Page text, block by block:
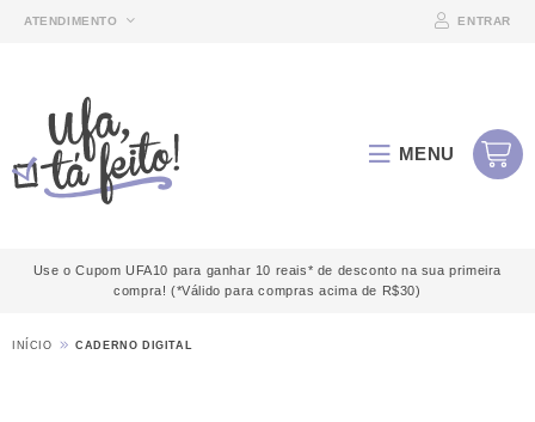
ATENDIMENTO ENTRAR
MENU
Use o Cupom UFA10 para ganhar 10 reais* de desconto na sua primeira
compra! (*Válido para compras acima de R$30)
INÍCIO CADERNO DIGITAL